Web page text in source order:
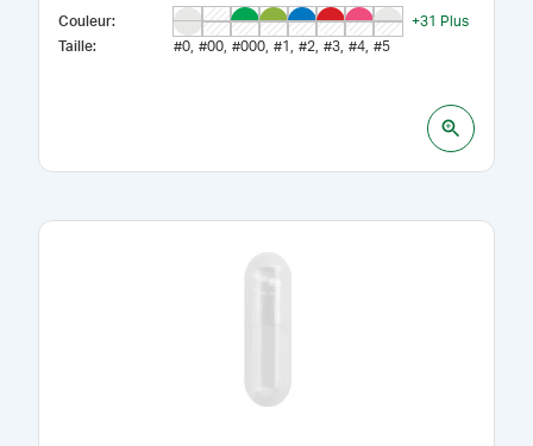
Couleur: +31
Plus
Taille: #0 #00 #000 #1 #2 #3 #4 #5